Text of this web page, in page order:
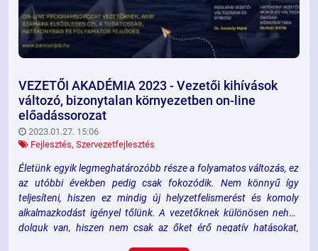
VEZETŐI AKADÉMIA 2023 - Vezetői kihívások
változó, bizonytalan környezetben on-line
előadássorozat
2023.01.27. 15:06
Fejlesztés,Szervezetfejlesztés
Életünk egyik legmeghatározóbb része a folyamatos változás, ez
az utóbbi években pedig csak fokozódik. Nem könnyű így
teljesíteni, hiszen ez mindig új helyzetfelismerést és komoly
alkalmazkodást igényel tőlünk. A vezetőknek különösen nehéz
dolguk van, hiszen nem csak az őket érő negatív hatásokat,